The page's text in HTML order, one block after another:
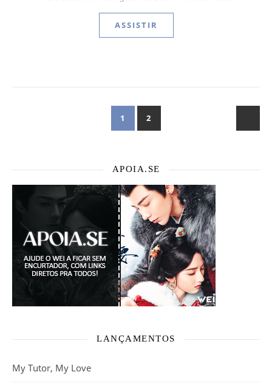
ASSISTIR
1 2
APOIA.SE
LANÇAMENTOS
My Tutor, My Love